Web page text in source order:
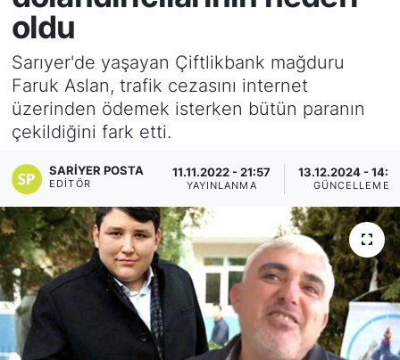
oldu
Sarıyer'de yaşayan Çiftlikbank mağduru
Faruk Aslan, trafik cezasını internet
üzerinden ödemek isterken bütün paranın
çekildiğini fark etti.
SARIYER POSTA
EDITÖR
11.11.2022 - 21:57
YAYINLANMA
13.12.2024 -
GÜNCELLEME
KÖŞE YAZILARI
KÖŞE YAZILARI (Arşiv)
KÜLTÜR SANAT
MAGAZİN
RÖPORTAJ
SAĞLIK
SARIYER HABERLERİ
SARIYER İMAR BARIŞI